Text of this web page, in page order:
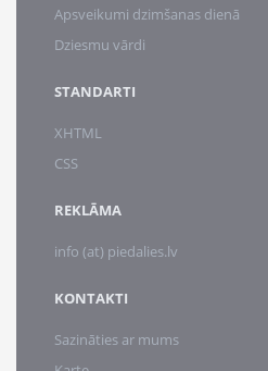
Apsveikumi dzimšanas dienā
Dziesmu vārdi
STANDARTI
XHTML
CSS
REKLĀMA
info (at) piedalies.lv
KONTAKTI
Sazināties ar mums